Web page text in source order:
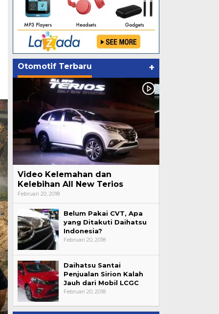
Otomotif Terbaru +
Video Kelemahan dan
Kelebihan All New Terios
Februari 20, 2018
Belum Pakai CVT, Apa
yang Ditakuti Daihatsu
Indonesia?
Februari 20, 2018
Daihatsu Santai
Penjualan Sirion Kalah
Jauh dari Mobil LCGC
Februari 20, 2018